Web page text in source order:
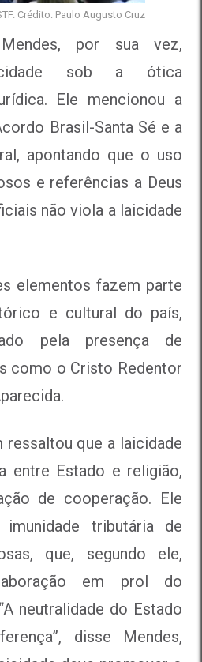
Crédito: Paulo Augusto Cruz
por sua vez,
sob a ótica
Ele mencionou a
Brasil-Santa Sé e a
apontando que o uso
e referências a Deus
não viola a laicidade
elementos fazem parte
e cultural do país,
pela presença de
como o Cristo Redentor
ressaltou que a laicidade
entre Estado e religião,
de cooperação. Ele
tributária de
que, segundo ele,
em prol do
neutralidade do Estado
disse Mendes,